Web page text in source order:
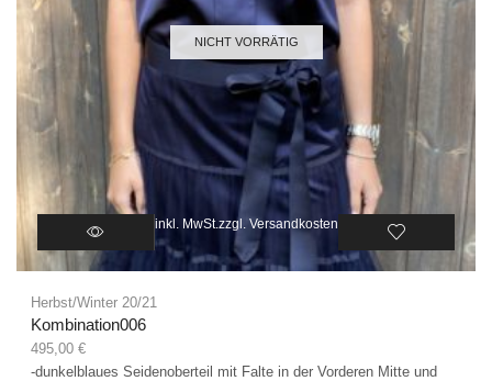
NICHT VORRÄTIG
inkl. MwSt.zzgl. Versandkosten
Herbst/Winter 20/21
Kombination006
495,00 €
-dunkelblaues Seidenoberteil mit Falte in der Vorderen Mitte und